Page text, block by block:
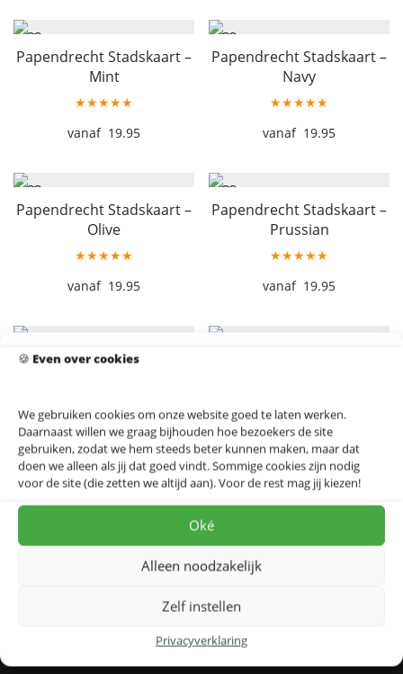
🍪 Even over cookies
We gebruiken cookies om onze website goed te laten werken.
Daarnaast willen we graag bijhouden hoe bezoekers de site
gebruiken, zodat we hem steeds beter kunnen maken, maar dat
doen we alleen als jij dat goed vindt. Sommige cookies zijn nodig
voor de site (die zetten we altijd aan). Voor de rest mag jij kiezen!
Oké
Alleen noodzakelijk
Zelf instellen
Privacyverklaring
Papendrecht Stadskaart –
Mint
★★★★★
19.95
Papendrecht Stadskaart –
Navy
★★★★★
19.95
Papendrecht Stadskaart –
Olive
★★★★★
19.95
Papendrecht Stadskaart –
Prussian
★★★★★
19.95
Papendrecht Stadskaart –
★★★★★
19.95
★★★★★
19.95